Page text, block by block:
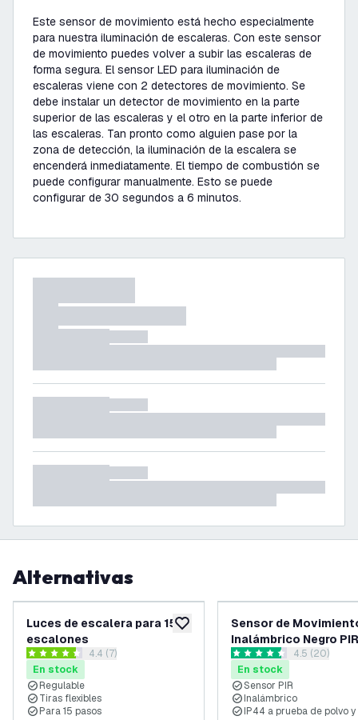
Este sensor de movimiento está hecho especialmente
para nuestra iluminación de escaleras. Con este sensor
de movimiento puedes volver a subir las escaleras de
forma segura. El sensor LED para iluminación de
escaleras viene con 2 detectores de movimiento. Se
debe instalar un detector de movimiento en la parte
superior de las escaleras y el otro en la parte inferior de
las escaleras. Tan pronto como alguien pase por la
zona de detección, la iluminación de la escalera se
encenderá inmediatamente. El tiempo de combustión se
puede configurar manualmente. Esto se puede
configurar de 30 segundos a 6 minutos.
Alternativas
añadir a lista de deseos
Luces de escalera para 15
escalones
abrir el panel de reseñas
4.4 estrellas de puntuación
4.4 (7)
En stock
Regulable
Tiras flexibles
Para 15 pasos
Sensor de
Inalámbrico Negro
abrir el
4.5 estrellas de puntuación
4.5 (20)
En stock
Sensor PIR
Inalámbrico
IP44 a prueba de polvo